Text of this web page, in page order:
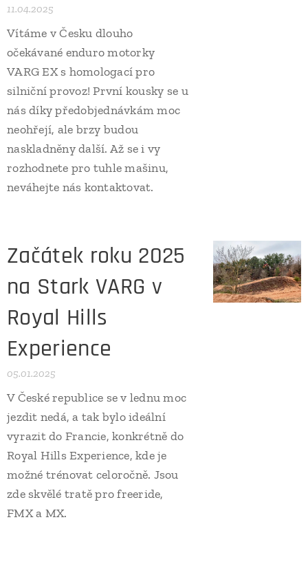
11.04.2025
Vítáme v Česku dlouho
očekávané enduro motorky
VARG EX s homologací pro
silniční provoz! První kousky se u
nás díky předobjednávkám moc
neohřejí, ale brzy budou
naskladněny další. Až se i vy
rozhodnete pro tuhle mašinu,
neváhejte nás kontaktovat.
Začátek roku 2025
na Stark VARG v
Royal Hills
Experience
05.01.2025
V České republice se v lednu moc
jezdit nedá, a tak bylo ideální
vyrazit do Francie, konkrétně do
Royal Hills Experience, kde je
možné trénovat celoročně. Jsou
zde skvělé tratě pro freeride,
FMX a MX.